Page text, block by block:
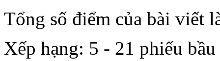
Tổng số điểm của bài viết
Xếp hạng: 5 - 21 phiếu bầu